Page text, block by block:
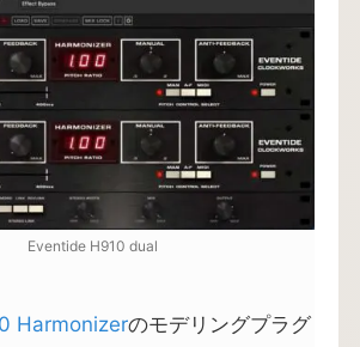
Eventide H910 dual
Harmonizerのモデリングプラグ